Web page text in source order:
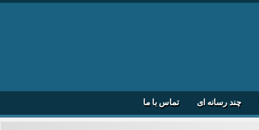
چند رسانه ای تماس با ما